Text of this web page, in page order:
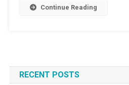
Continue Reading
RECENT POSTS